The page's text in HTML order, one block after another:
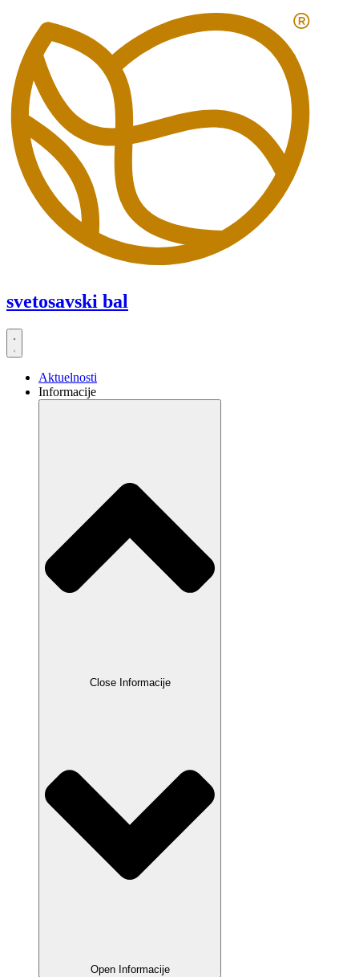
садржај
svetosavski bal
Aktuelnosti
Informacije
Close Informacije
Open Informacije